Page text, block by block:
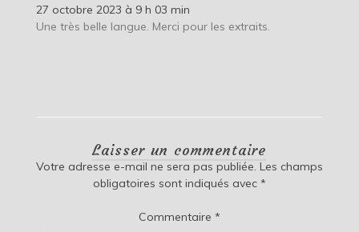
27 octobre 2023 à 9 h 03 min
Une très belle langue. Merci pour les extraits.
Laisser un commentaire
Votre adresse e-mail ne sera pas publiée. Les champs
obligatoires sont indiqués avec *
Commentaire *